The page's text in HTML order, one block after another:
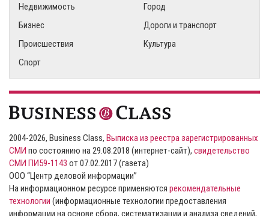
Недвижимость
Город
Бизнес
Дороги и транспорт
Происшествия
Культура
Спорт
2004-2026, Business Class, Выписка из реестра зарегистрированных
СМИ по состоянию на 29.08.2018 (интернет-сайт), свидетельство
СМИ ПИ59-1143 от 07.02.2017 (газета)
ООО “Центр деловой информации”
На информационном ресурсе применяются рекомендательные
технологии (информационные технологии предоставления
информации на основе сбора, систематизации и анализа сведений,